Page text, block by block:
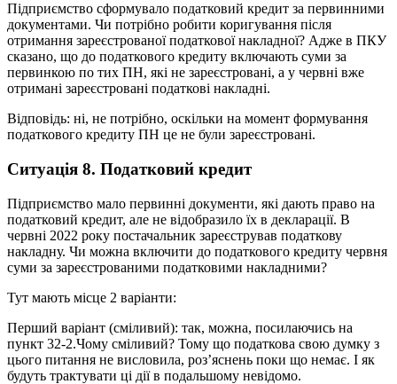
Підприємство сформувало податковий кредит за первинними
документами. Чи потрібно робити коригування після
отримання зареєстрованої податкової накладної? Адже в ПКУ
сказано, що до податкового кредиту включають суми за
первинкою по тих ПН, які не зареєстровані, а у червні вже
отримані зареєстровані податкові накладні.
Відповідь: ні, не потрібно, оскільки на момент формування
податкового кредиту ПН це не були зареєстровані.
Ситуація 8. Податковий кредит
Підприємство мало первинні документи, які дають право на
податковий кредит, але не відобразило їх в декларації. В
червні 2022 року постачальник зареєстрував податкову
накладну. Чи можна включити до податкового кредиту червня
суми за зареєстрованими податковими накладними?
Тут мають місце 2 варіанти:
Перший варіант (сміливий): так, можна, посилаючись на
пункт 32-2.Чому сміливий? Тому що податкова свою думку з
цього питання не висловила, роз’яснень поки що немає. І як
будуть трактувати ці дії в подальшому невідомо.